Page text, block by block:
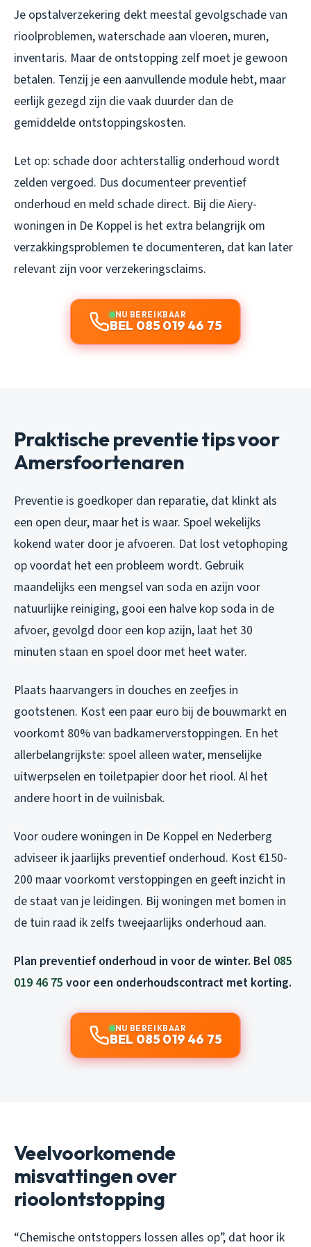
Je opstalverzekering dekt meestal gevolgschade van
rioolproblemen, waterschade aan vloeren, muren,
inventaris. Maar de ontstopping zelf moet je gewoon
betalen. Tenzij je een aanvullende module hebt, maar
eerlijk gezegd zijn die vaak duurder dan de
gemiddelde ontstoppingskosten.
Let op: schade door achterstallig onderhoud wordt
zelden vergoed. Dus documenteer preventief
onderhoud en meld schade direct. Bij die Aiery-
woningen in De Koppel is het extra belangrijk om
verzakkingsproblemen te documenteren, dat kan later
relevant zijn voor verzekeringsclaims.
NU BEREIKBAAR
BEL 085 019 46 75
Praktische preventie tips voor
Amersfoortenaren
Preventie is goedkoper dan reparatie, dat klinkt als
een open deur, maar het is waar. Spoel wekelijks
kokend water door je afvoeren. Dat lost vetophoping
op voordat het een probleem wordt. Gebruik
maandelijks een mengsel van soda en azijn voor
natuurlijke reiniging, gooi een halve kop soda in de
afvoer, gevolgd door een kop azijn, laat het 30
minuten staan en spoel door met heet water.
Plaats haarvangers in douches en zeefjes in
gootstenen. Kost een paar euro bij de bouwmarkt en
voorkomt 80% van badkamerverstoppingen. En het
allerbelangrijkste: spoel alleen water, menselijke
uitwerpselen en toiletpapier door het riool. Al het
andere hoort in de vuilnisbak.
Voor oudere woningen in De Koppel en Nederberg
adviseer ik jaarlijks preventief onderhoud. Kost €150-
200 maar voorkomt verstoppingen en geeft inzicht in
de staat van je leidingen. Bij woningen met bomen in
de tuin raad ik zelfs tweejaarlijks onderhoud aan.
Plan preventief onderhoud in voor de winter. Bel 085
019 46 75 voor een onderhoudscontract met korting.
NU BEREIKBAAR
BEL 085 019 46 75
Veelvoorkomende
misvattingen over
rioolontstopping
“Chemische ontstoppers lossen alles op”, dat hoor ik